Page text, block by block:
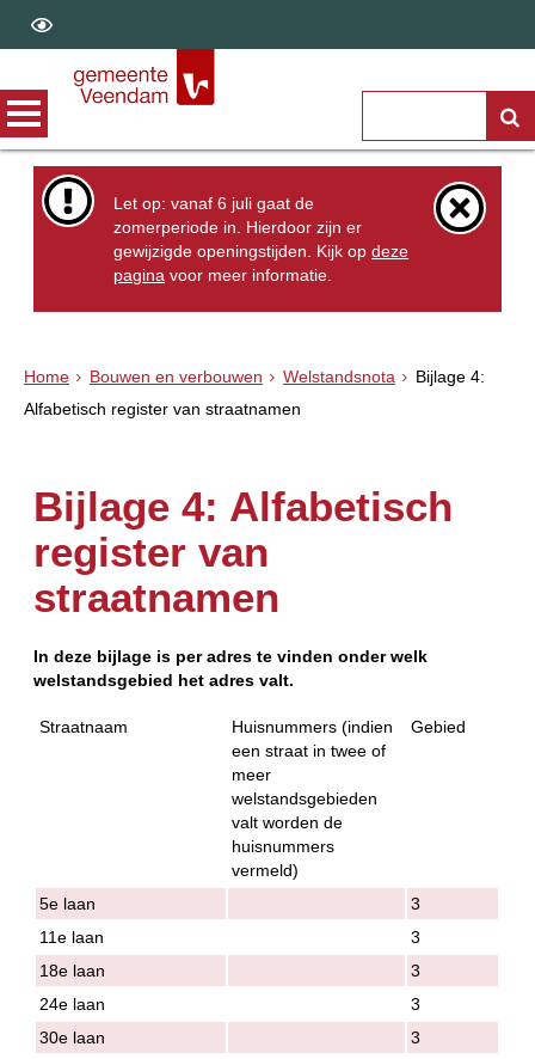
Let op: vanaf 6 juli gaat de
zomerperiode in. Hierdoor zijn er
gewijzigde openingstijden. Kijk opdeze
pagina voor meer informatie.
Home Bouwen en verbouwen Welstandsnota
Bijlage 4:
Alfabetisch register van straatnamen
Bijlage 4: Alfabetisch
register van
straatnamen
In deze bijlage is per adres te vinden onder welk
welstandsgebied het adres valt.
Straatnaam
Huisnummers (indien
een straat in twee of
meer
welstandsgebieden
valt worden de
huisnummers
vermeld)
Gebied
5e laan
3
11e laan
3
18e laan
3
24e laan
3
30e laan
3